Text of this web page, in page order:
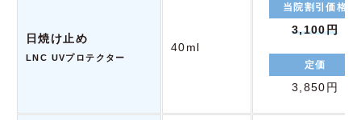
日焼け止め
LNC UVプロテクター
40ml
当院割引価格
3,100円
定価
3,850円